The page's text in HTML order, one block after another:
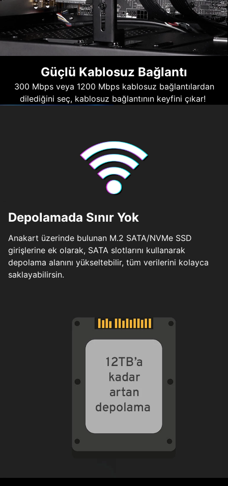
Güçlü Kablosuz Bağlantı
300 Mbps veya 1200 Mbps kablosuz bağlantılardan
dilediğini seç, kablosuz bağlantının keyfini çıkar!
Depolamada Sınır Yok
Anakart üzerinde bulunan M.2 SATA/NVMe SSD
girişlerine ek olarak, SATA slotlarını kullanarak
depolama alanını yükseltebilir, tüm verilerini kolayca
saklayabilirsin.